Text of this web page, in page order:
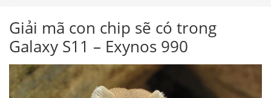
Giải mã con chip sẽ có trong
Galaxy S11 – Exynos 990